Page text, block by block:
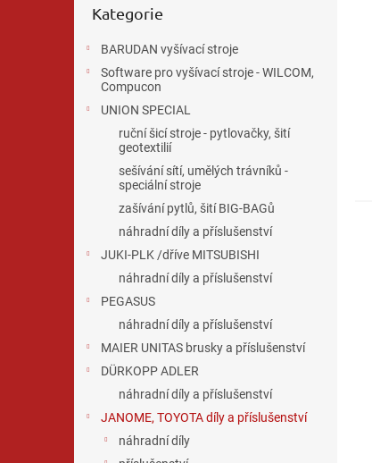
kategorie
Kategorie
BARUDAN vyšívací stroje
Software pro vyšívací stroje - WILCOM,
Compucon
UNION SPECIAL
ruční šicí stroje - pytlovačky, šití
geotextilií
sešívání sítí, umělých trávníků -
speciální stroje
zašívání pytlů, šití BIG-BAGů
náhradní díly a příslušenství
JUKI-PLK /dříve MITSUBISHI
náhradní díly a příslušenství
PEGASUS
náhradní díly a příslušenství
MAIER UNITAS brusky a příslušenství
DÜRKOPP ADLER
náhradní díly a příslušenství
JANOME, TOYOTA díly a příslušenství
náhradní díly